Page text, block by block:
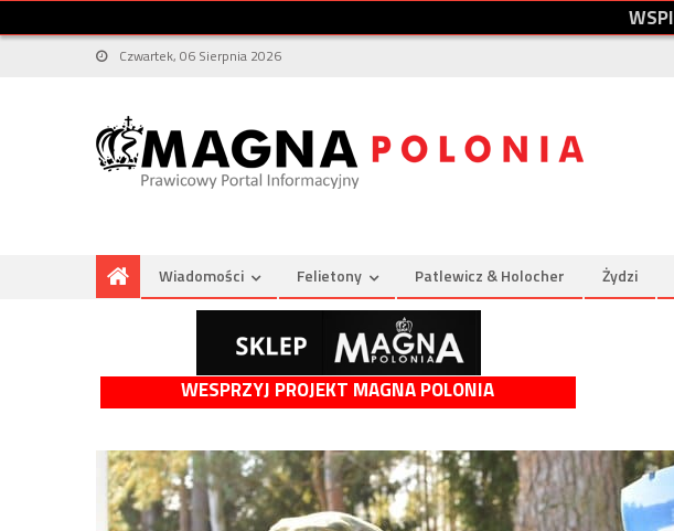
WSPI
Czwartek, 06 Sierpnia 2026
Wiadomości Felietony Patlewicz & Holocher Żydzi
WESPRZYJ PROJEKT MAGNA POLONIA